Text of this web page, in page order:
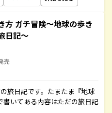
方 ガチ冒険～地球の歩き
日記～
売
旅日記です。たまたま『地球
いてある内容はただの旅日記